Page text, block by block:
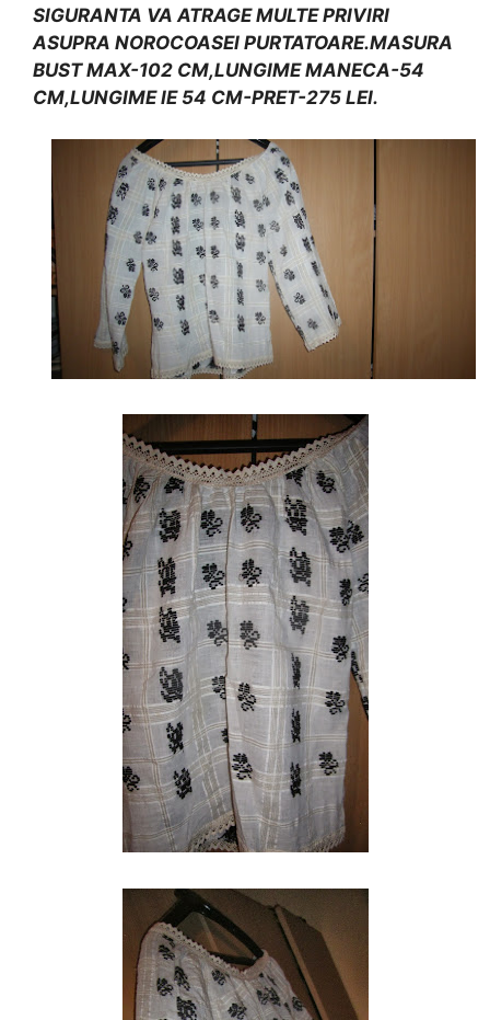
SIGURANTA VA ATRAGE MULTE PRIVIRI
ASUPRA NOROCOASEI PURTATOARE.MASURA
BUST MAX-102 CM,LUNGIME MANECA-54
CM,LUNGIME IE 54 CM-PRET-275 LEI.